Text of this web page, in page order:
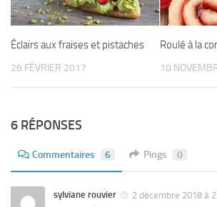
Éclairs aux fraises et pistaches
26 FÉVRIER 2017
Roulé à la
10
6 RÉPONSES
Commentaires 6 Pings 0
sylviane rouvier
2 décembre 2018 à